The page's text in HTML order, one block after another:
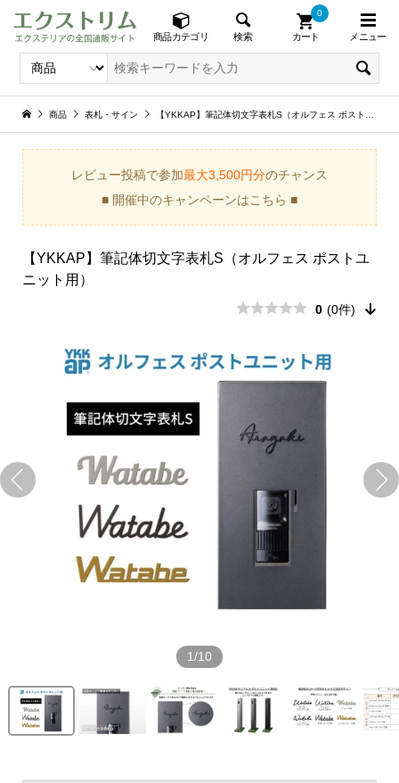
商品カテゴリ 検索 カート
0
メニュー
商品 表札・サイン 【YKKAP】筆記体切文字表札S（オルフェス ポストユニット用）
レビュー投稿で参加最大3,500円分のチャンス
■ 開催中のキャンペーンはこちら ■
【YKKAP】筆記体切文字表札S（オルフェス ポストユ
ニット用）
0 (0件)
1/10